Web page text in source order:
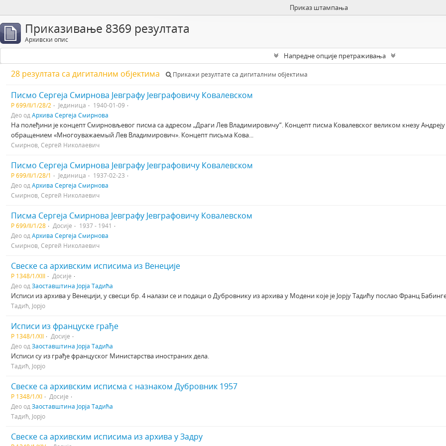
Приказ штампања
Приказивање 8369 резултата
Архивски опис
Напредне опције претраживања
28 резултата са дигиталним објектима Прикажи резултате са дигиталним објектима
Писмо Сергеја Смирнова Јевграфу Јевграфовичу Ковалевском
Р 699/II/1/28/2 Јединица
1940-01-09
Део од Архива Сергеја Смирнова
На полеђини је концепт Смирновљевог писма са адресом „Драги Лев Владимировичу“. Концепт писма Ковалевског великом кнезу
обращением «Многоуважаемый Лев Владимирович». Концепт письма Кова...
Смирнов, Сергей Николаевич
Писмо Сергеја Смирнова Јевграфу Јевграфовичу Ковалевском
Р 699/II/1/28/1 Јединица
1937-02-23
Део од Архива Сергеја Смирнова
Смирнов, Сергей Николаевич
Писма Сергеја Смирнова Јевграфу Јевграфовичу Ковалевском
Р 699/II/1/28 Досије
1937 - 1941
Део од Архива Сергеја Смирнова
Смирнов, Сергей Николаевич
Свеске са архивским исписима из Венеције
Р 1348/1/XIII
Досије
Део од Заоставштина Јорја Тадића
Исписи из архива у Венецији, у свесци бр. 4 налази се и подаци о Дубровнику из архива у Модени које је Јорју Тадићу послао Франц
Тадић, Јорјо
Исписи из француске грађе
Р 1348/1/XII
Досије
Део од Заоставштина Јорја Тадића
Исписи су из грађе француског Министарства иностраних дела.
Тадић, Јорјо
Свеске са архивским исписма с назнаком Дубровник 1957
Р 1348/1/XI
Досије
Део од Заоставштина Јорја Тадића
Тадић, Јорјо
Свеске са архивским исписима из архива у Задру